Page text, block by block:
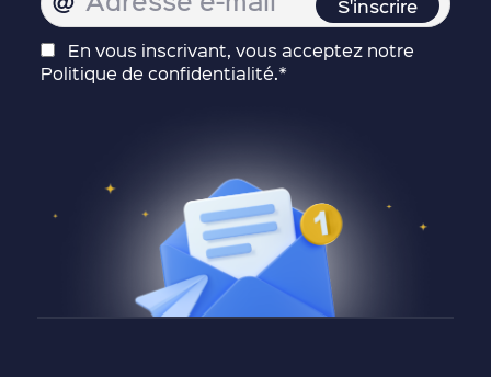
En vous inscrivant, vous acceptez notre
Politique de confidentialité.*